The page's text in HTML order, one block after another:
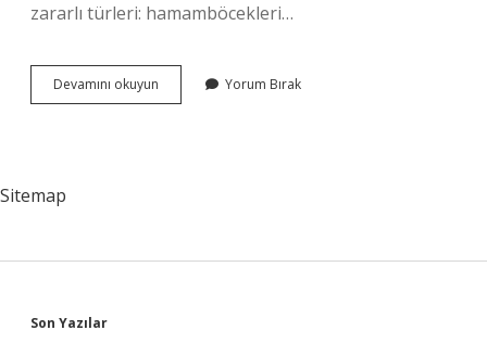
zararlı türleri: hamamböcekleri…
Devamını okuyun
Bin
Yorum Bırak
Sitemap
Son Yazılar